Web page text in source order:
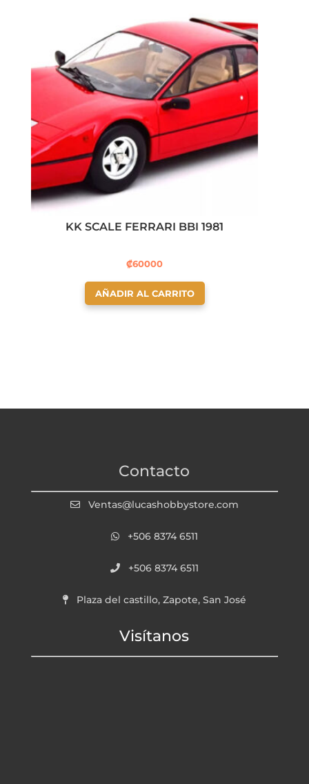
KK SCALE FERRARI BBI 1981
₡60000
AÑADIR AL CARRITO
Contacto
Ventas@lucashobbystore.com
+506 8374 6511
+506 8374 6511
Plaza del castillo, Zapote, San José
Visítanos